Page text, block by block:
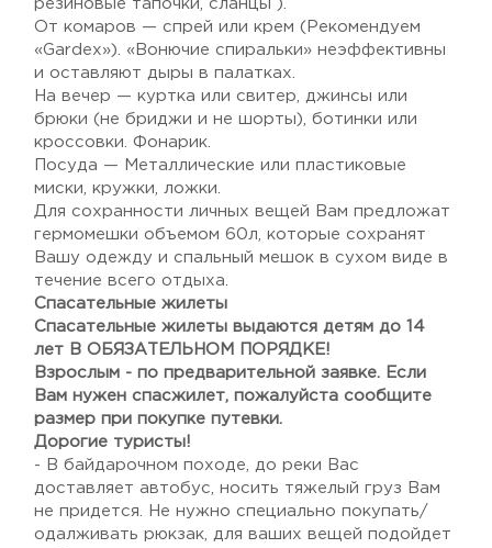
резиновые тапочки, сланцы ).
От комаров — спрей или крем (Рекомендуем
«Gardex»). «Вонючие спиральки» неэффективны
и оставляют дыры в палатках.
На вечер — куртка или свитер, джинсы или
брюки (не бриджи и не шорты), ботинки или
кроссовки. Фонарик.
Посуда — Металлические или пластиковые
миски, кружки, ложки.
Для сохранности личных вещей Вам предложат
гермомешки объемом 60л, которые сохранят
Вашу одежду и спальный мешок в сухом виде в
течение всего отдыха.
Спасательные жилеты
Спасательные жилеты выдаются детям до 14
лет В ОБЯЗАТЕЛЬНОМ ПОРЯДКЕ!
Взрослым - по предварительной заявке. Если
Вам нужен спасжилет, пожалуйста сообщите
размер при покупке путевки.
Дорогие туристы!
- В байдарочном походе, до реки Вас
доставляет автобус, носить тяжелый груз Вам
не придется. Не нужно специально покупать/
одалживать рюкзак, для ваших вещей подойдет